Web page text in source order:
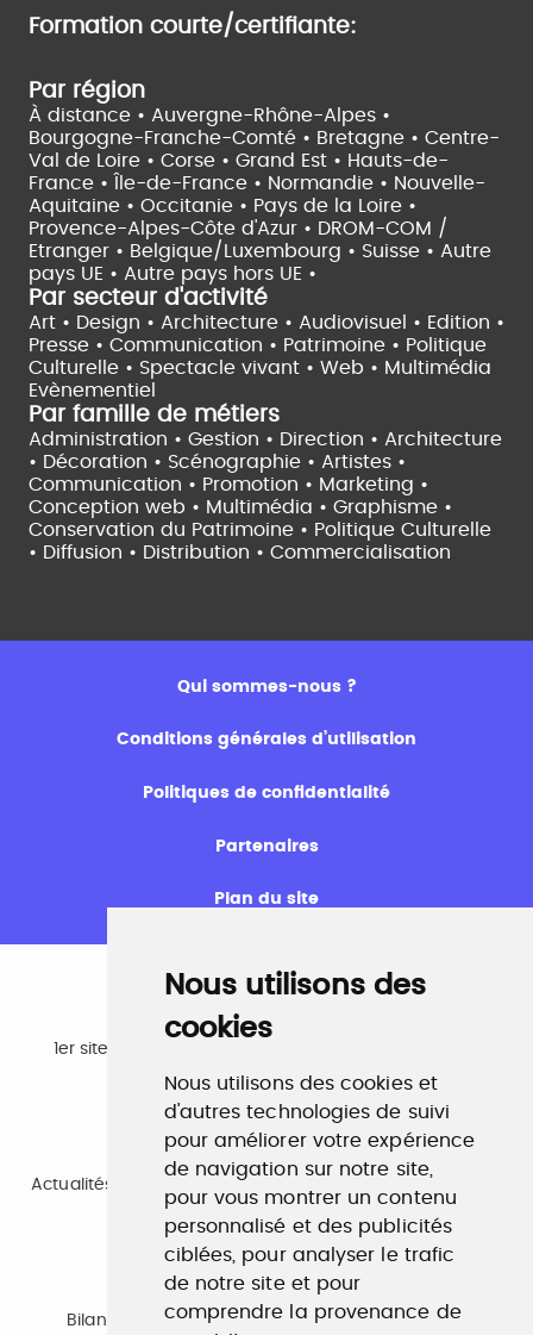
Nous utilisons des
cookies
Nous utilisons des cookies et
d'autres technologies de suivi
pour améliorer votre expérience
de navigation sur notre site,
pour vous montrer un contenu
personnalisé et des publicités
ciblées, pour analyser le trafic
de notre site et pour
comprendre la provenance de
Formation courte/certifiante:
Par région
À distance • Auvergne-Rhône-Alpes •
Bourgogne-Franche-Comté • Bretagne • Centre-
Val de Loire • Corse • Grand Est • Hauts-de-
France •
Île-de-France • Normandie • Nouvelle-
Aquitaine • Occitanie • Pays de la Loire •
Provence-Alpes-Côte d'Azur • DROM-COM /
Etranger • Belgique/Luxembourg • Suisse • Autre
pays UE • Autre pays hors UE •
Par secteur d'activité
Art • Design • Architecture • Audiovisuel • Edition •
Presse • Communication • Patrimoine • Politique
Culturelle • Spectacle vivant • Web • Multimédia
Evènementiel
Par famille de métiers
Administration • Gestion • Direction • Architecture
• Décoration • Scénographie • Artistes •
Communication • Promotion • Marketing •
Conception web • Multimédia • Graphisme •
Conservation du Patrimoine • Politique Culturelle
• Diffusion • Distribution • Commercialisation
Qui sommes-nous ?
Conditions générales d’utilisation
Politiques de confidentialité
Partenaires
Plan du site
Emploi
1er site emploi du secteur culturel 784.000 visites et
www.profilculture.com
Formation
Actualités, guide et annuaire des formations aux métiers
de la culture.
www.profilculture-formation.com
Accompagnement professionnel
Bilan de compétences, coaching, techniques de